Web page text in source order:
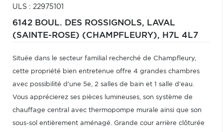
ULS : 22975101
6142 BOUL. DES ROSSIGNOLS, LAVAL
(SAINTE-ROSE) (CHAMPFLEURY), H7L 4L7
Située dans le secteur familial recherché de Champfleury,
cette propriété bien entretenue offre 4 grandes chambres
avec possibilité d'une 5e, 2 salles de bain et 1 salle d'eau.
Vous apprécierez ses pièces lumineuses, son système de
chauffage central avec thermopompe murale ainsi que son
sous-sol entièrement aménagé. Grande cour arrière clôturée